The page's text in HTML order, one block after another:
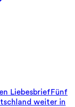
LiebesbriefFünf
weiter in